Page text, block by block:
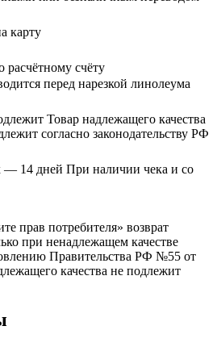
карту
расчётному счёту
перед нарезкой линолеума
Товар надлежащего качества
согласно законодательству РФ
— 14 дней При наличии чека и со
прав потребителя» возврат
при ненадлежащем качестве
Правительства РФ №55 от
качества не подлежит